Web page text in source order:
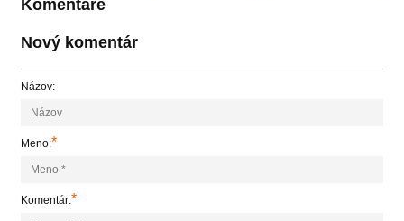
Komentáre
Nový komentár
Názov:
Meno:*
Komentár:*